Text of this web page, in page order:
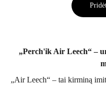
„Perch'ik Air Leech“ –
„Air Leech“ – tai kirminą